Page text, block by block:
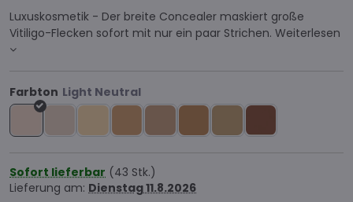
Luxuskosmetik - Der breite Concealer maskiert große
Vitiligo-Flecken sofort mit nur ein paar Strichen. Weiterlesen
Farbton
Sofort lieferbar (43 Stk.)
Lieferung am: Dienstag11.8.2026